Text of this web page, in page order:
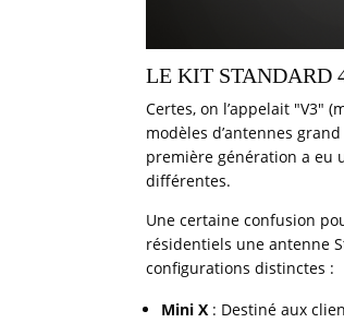
LE KIT STANDARD
Certes, on l’appelait "V3"
modèles d’antennes
première génération a eu
différentes.
Une certaine confusion
résidentiels une antenne
configurations distinctes :
Mini X : Destiné aux